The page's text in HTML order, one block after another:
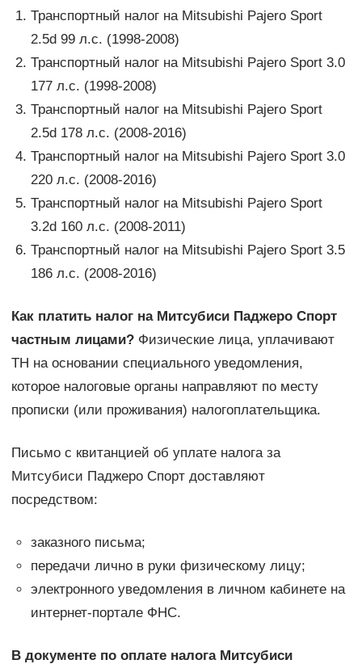
Транспортный налог на Mitsubishi Pajero Sport
2.5d 99 л.с. (1998-2008)
Транспортный налог на Mitsubishi Pajero Sport 3.0
177 л.с. (1998-2008)
Транспортный налог на Mitsubishi Pajero Sport
2.5d 178 л.с. (2008-2016)
Транспортный налог на Mitsubishi Pajero Sport 3.0
220 л.с. (2008-2016)
Транспортный налог на Mitsubishi Pajero Sport
3.2d 160 л.с. (2008-2011)
Транспортный налог на Mitsubishi Pajero Sport 3.5
186 л.с. (2008-2016)
Как платить налог на Митсубиси Паджеро Спорт
частным лицами?Физические лица, уплачивают
ТН на основании специального уведомления,
которое налоговые органы направляют по месту
прописки (или проживания) налогоплательщика.
Письмо с квитанцией об уплате налога за
Митсубиси Паджеро Спорт доставляют
посредством:
заказного письма;
передачи лично в руки физическому лицу;
электронного уведомления в личном кабинете на
интернет-портале ФНС.
В документе по оплате налога Митсубиси